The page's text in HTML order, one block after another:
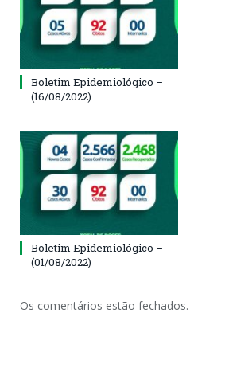
Boletim Epidemiológico –
(16/08/2022)
Boletim Epidemiológico –
(01/08/2022)
Os comentários estão fechados.